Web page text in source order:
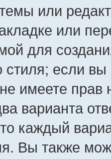
или
или
для
стиля; если
имеете прав
варианта
каждый
Вы также